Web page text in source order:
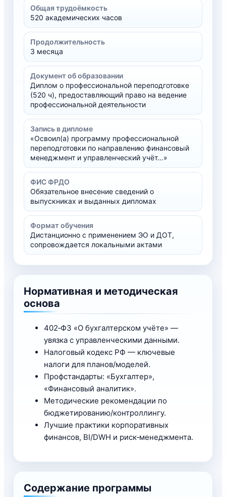
Общая трудоёмкость
520 академических часов
Продолжительность
3 месяца
Документ об образовании
Диплом о профессиональной переподготовке
(520 ч), предоставляющий право на ведение
профессиональной деятельности
Запись в дипломе
«Освоил(а) программу профессиональной
переподготовки по направлению финансовый
менеджмент и управленческий учёт…»
ФИС ФРДО
Обязательное внесение сведений о
выпускниках и выданных дипломах
Формат обучения
Дистанционно с применением ЭО и ДОТ,
сопровождается локальными актами
Нормативная и методическая
основа
402‑ФЗ «О бухгалтерском учёте» —
увязка с управленческими данными.
Налоговый кодекс РФ — ключевые
налоги для планов/моделей.
Профстандарты: «Бухгалтер»,
«Финансовый аналитик».
Методические рекомендации по
бюджетированию/контроллингу.
Лучшие практики корпоративных
финансов, BI/DWH и риск‑менеджмента.
Содержание программы